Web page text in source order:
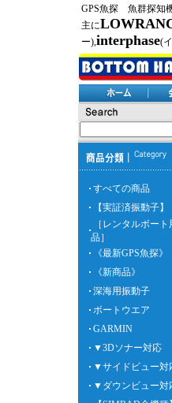
GPS魚探 魚群探知
主に
ー),interphase(
すべての商品
【実証済振動子】
［レンタルボート
品］
《最新GPS魚探》
《新商品》
深海用振動子
ボートウエア
GARMIN
▼3Dソナー対応
▼サイドビュー対
▼ダウンビュー対